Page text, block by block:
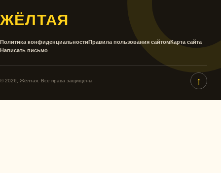
ЖЁЛТАЯ
Политика конфиденциальностиПравила пользования сайтомКарта сайта
Написать письмо
© 2026, Жёлтая. Все права защищены. ↑